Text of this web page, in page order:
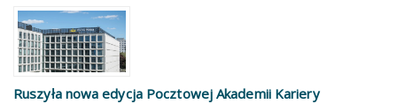
Ruszyła nowa edycja Pocztowej Akademii Kariery